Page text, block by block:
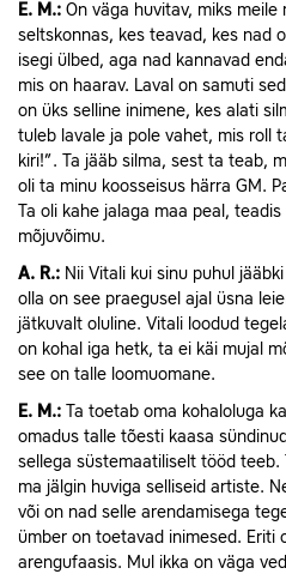
E. M.: On väga huvitav, miks meile
seltskonnas, kes teavad, kes nad
isegi ülbed, aga nad kannavad
mis on haarav. Laval on samuti
on üks selline inimene, kes alati
tuleb lavale ja pole vahet, mis roll
kiri!”. Ta jääb silma, sest ta teab,
oli ta minu koosseisus härra GM.
Ta oli kahe jalaga maa peal,
mõjuvõimu.
A. R.: Nii Vitali kui sinu puhul
olla on see praegusel ajal üsna
jätkuvalt oluline. Vitali loodud
on kohal iga hetk, ta ei käi mujal
see on talle loomuomane.
E. M.: Ta toetab oma kohaloluga
omadus talle tõesti kaasa
sellega süstemaatiliselt tööd teeb.
ma jälgin huviga selliseid artiste.
või on nad selle arendamisega
ümber on toetavad inimesed. Eriti
arengufaasis. Mul ikka on väga